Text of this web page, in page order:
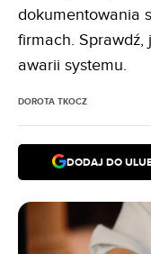
dokumentowania
firmach.
awarii systemu.
DOROTA TKOCZ
DODAJ DO